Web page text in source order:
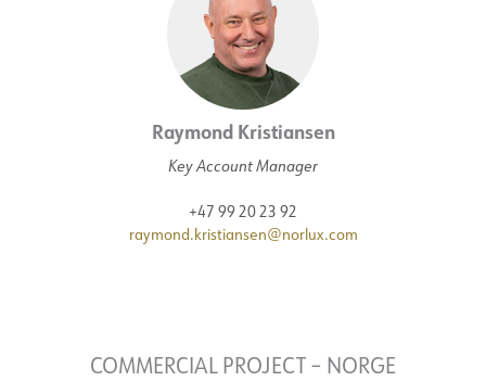
Raymond Kristiansen
Key Account Manager
+47 99 20 23 92
raymond.kristiansen@norlux.com
COMMERCIAL PROJECT – NORGE